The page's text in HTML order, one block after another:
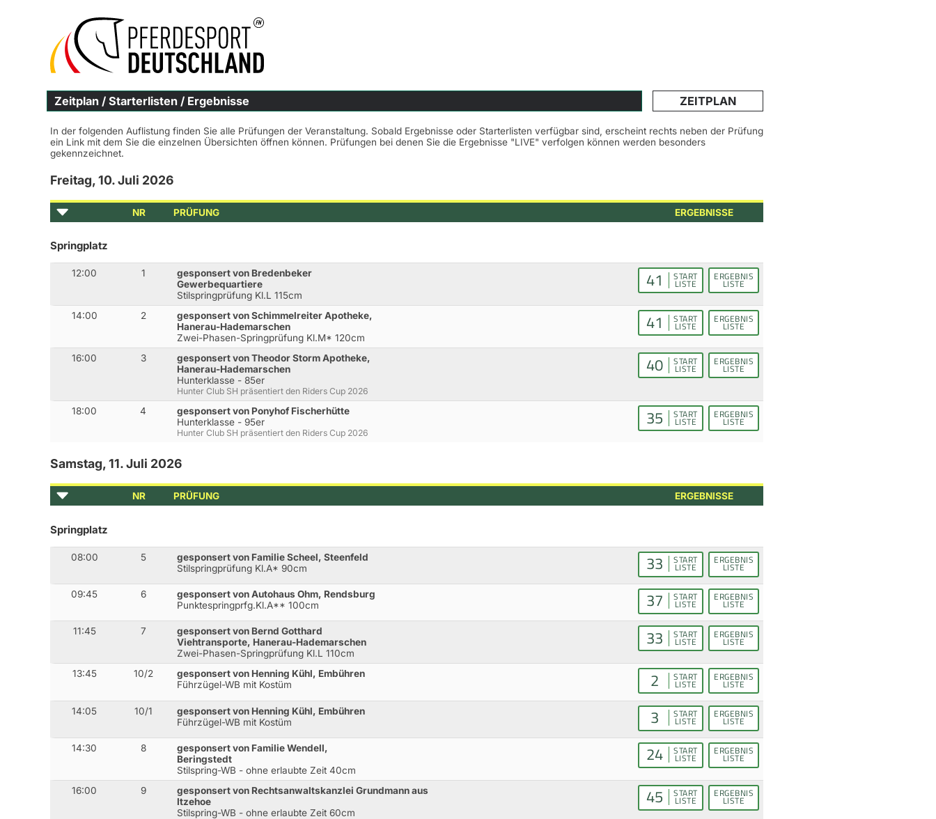
Zeitplan / Starterlisten / Ergebnisse ZEITPLAN
In der folgenden Auflistung finden Sie alle Prüfungen der Veranstaltung. Sobald Ergebnisse oder Starterlisten verfügbar sind, erscheint rechts neben der Prüfung
ein Link mit dem Sie die einzelnen Übersichten öffnen können. Prüfungen bei denen Sie die Ergebnisse "LIVE" verfolgen können werden besonders
gekennzeichnet.
Freitag, 10. Juli 2026
NR PRÜFUNG ERGEBNISSE
Springplatz
12:00 1
gesponsert von Bredenbeker
Gewerbequartiere
Stilspringprüfung Kl.L 115cm
41 START
LISTE
ERGEBNIS
LISTE
14:00 2
gesponsert von Schimmelreiter Apotheke,
Hanerau-Hademarschen
Zwei-Phasen-Springprüfung Kl.M* 120cm
41 START
LISTE
ERGEBNIS
LISTE
16:00 3
gesponsert von Theodor Storm Apotheke,
Hanerau-Hademarschen
Hunterklasse - 85er
Hunter Club SH präsentiert den Riders Cup 2026
40 START
LISTE
ERGEBNIS
LISTE
18:00 4
gesponsert von Ponyhof Fischerhütte
Hunterklasse - 95er
Hunter Club SH präsentiert den Riders Cup 2026
35 START
LISTE
ERGEBNIS
LISTE
Samstag, 11. Juli 2026
NR PRÜFUNG ERGEBNISSE
Springplatz
08:00 5
gesponsert von Familie Scheel, Steenfeld
Stilspringprüfung Kl.A* 90cm
33 START
LISTE
ERGEBNIS
LISTE
09:45 6
gesponsert von Autohaus Ohm, Rendsburg
Punktespringprfg.Kl.A** 100cm
37 START
LISTE
ERGEBNIS
LISTE
11:45 7
gesponsert von Bernd Gotthard
Viehtransporte, Hanerau-Hademarschen
Zwei-Phasen-Springprüfung Kl.L 110cm
33 START
LISTE
ERGEBNIS
LISTE
13:45 10/2
gesponsert von Henning Kühl, Embühren
Führzügel-WB mit Kostüm
2 START
LISTE
ERGEBNIS
LISTE
14:05 10/1
gesponsert von Henning Kühl, Embühren
Führzügel-WB mit Kostüm
3 START
LISTE
ERGEBNIS
LISTE
14:30 8
gesponsert von Familie Wendell,
Beringstedt
Stilspring-WB - ohne erlaubte Zeit 40cm
24 START
LISTE
ERGEBNIS
LISTE
16:00 9
gesponsert von Rechtsanwaltskanzlei Grundmann aus
Itzehoe
Stilspring-WB - ohne erlaubte Zeit 60cm
45 START
LISTE
ERGEBNIS
LISTE